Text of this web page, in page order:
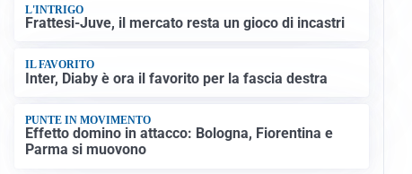
L'INTRIGO
Frattesi-Juve, il mercato resta un gioco di incastri
IL FAVORITO
Inter, Diaby è ora il favorito per la fascia destra
PUNTE IN MOVIMENTO
Effetto domino in attacco: Bologna, Fiorentina e
Parma si muovono